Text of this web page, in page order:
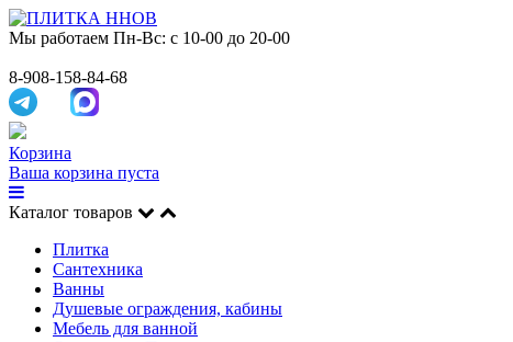
Мы работаем Пн-Вс: с 10-00 до 20-00
8-908-158-84-68
Корзина
Ваша корзина пуста
Каталог товаров
Плитка
Сантехника
Ванны
Душевые ограждения, кабины
Мебель для ванной